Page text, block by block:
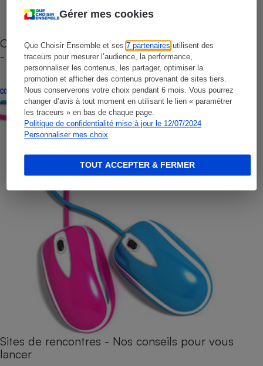
Gérer mes cookies
Que Choisir Ensemble et ses7 partenaires utilisent des
traceurs pour mesurer l’audience, la performance,
personnaliser les contenus, les partager, optimiser la
promotion et afficher des contenus provenant de sites tiers.
Nous conserverons votre choix pendant 6 mois. Vous pourrez
changer d’avis à tout moment en utilisant le lien « paramétrer
les traceurs » en bas de chaque page.
Politique de confidentialité mise à jour le 12/07/2024
Personnaliser mes choix
TOUT ACCEPTER & FERMER
Cafetière à capsules zéro déchet CoffeeB (vidéo)
- Premières impressions
CONSEILS
Sites de rencontres - Nos conseils pour vous
lancer